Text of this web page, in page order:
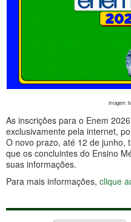
Imagem:
As inscrições para o Enem
exclusivamente pela internet,
O novo prazo, até 12 de junho,
que os concluintes do Ensino
suas informações.
Para mais informações, clique